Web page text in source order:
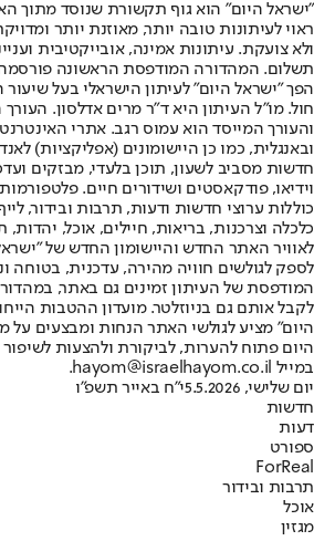
"ישראל היום" הוא גוף תקשורת שנוסד מתוך
ראוי לעיתונות טובה יותר, מאוזנת יותר
ולא צועקת. עיתונות אמינה, אובייקטיבית
הפך "ישראל היום" לעיתון הישראלי בעל
חול. מו"ל העיתון היא ד"ר מרים אדלסון.
והעורך המייסד הוא עמוס רגב. אתרי
חדשות מסביב לשעון, תוכן בלעדי, מבזקים
וידיאו, פודקאסטים ושידורים חיים.
כוללות ערוצי חדשות ודעות, תרבות ובידור,
לאוויר האתר החדש והיישומון החדש של
לספק לגולשים חוויה מהירה, עדכנית, בטוחה
המודפסת של העיתון זמינים גם באתר,
לקבל אותם גם בניוזלטר. מועדון ההטבות
היום" מציע לגולשי האתר הנחות ומבצעים על
היום פתוח להערות, לביקורת ולהצעות
במייל hayom@israelhayom.co.il.
יום שלישי, 5.5.2026
י"ח באייר תשפ"ו
חדשות
דעות
ספורט
ForReal
תרבות ובידור
אוכל
מגזין